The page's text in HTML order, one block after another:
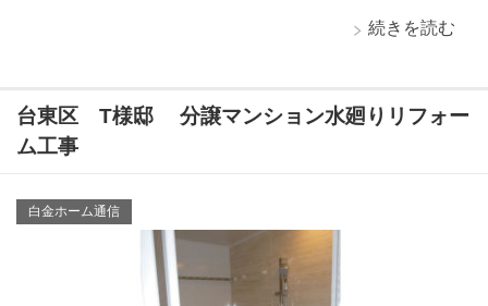
続きを読む
台東区 T様邸 分譲マンション水廻りリフォー
ム工事
白金ホーム通信